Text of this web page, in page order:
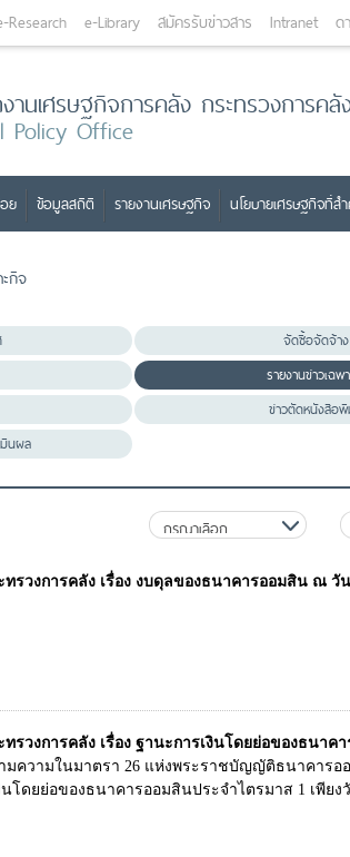
Research e-Library สมัครรับข่าวสาร Intranet ด
านเศรษฐกิจการคลัง กระทรวงการคลั
Policy Office
ย ข้อมูลสถิติ รายงานเศรษฐกิจ นโยบายเศรษฐกิจที่
กิจ
จัดซื้อจัดจ้าง
รายงานข่าวเฉพ
ข่าวตัดหนังสือ
นผล
ทรวงการคลัง เรื่อง งบดุลของธนาคารออมสิน ณ วั
ทรวงการคลัง เรื่อง ฐานะการเงินโดยย่อของธนาค
มความในมาตรา 26 แห่งพระราชบัญญัติธนาคารอ
นโดยย่อของธนาคารออมสินประจำไตรมาส 1 เพีย